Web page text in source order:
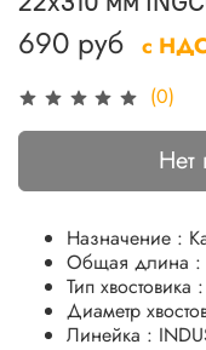
(0)
690 руб с
Нет
Назначение :
Общая длина :
Тип хвостовика
Диаметр
Линейка :